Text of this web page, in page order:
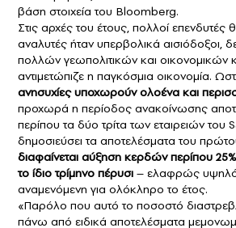
βάση στοιχεία του Bloomberg.
Στις αρχές του έτους, πολλοί επενδυτές
αναλυτές ήταν υπερβολικά αισιόδοξοι,
πολλών γεωπολιτικών και οικονομικών
αντιμετώπιζε η παγκόσμια οικονομία.
ανησυχίες υποχωρούν ολοένα και
προχωρά η περίοδος ανακοίνωσης
περίπου τα δύο τρίτα των εταιρειών του
δημοσιεύσει τα αποτελέσματα του
διαφαίνεται αύξηση κερδών περίπου
το ίδιο τρίμηνο πέρυσι – ελαφρώς
αναμενόμενη για ολόκληρο το έτος.
«Παρόλο που αυτό το ποσοστό
πάνω από ειδικά αποτελέσματα